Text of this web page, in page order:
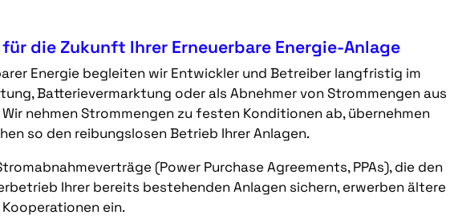
die Zukunft Ihrer Erneuerbare Energie-Anlage
Energie begleiten wir Entwickler und Betreiber langfristig im
Batterievermarktung oder als Abnehmer von Strommengen aus
nehmen Strommengen zu festen Konditionen ab, übernehmen
so den reibungslosen Betrieb Ihrer Anlagen.
(Power Purchase Agreements, PPAs), die den
Ihrer bereits bestehenden Anlagen sichern, erwerben ältere
ein.